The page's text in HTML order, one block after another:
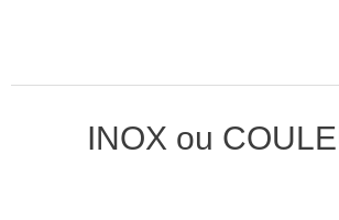
INOX ou